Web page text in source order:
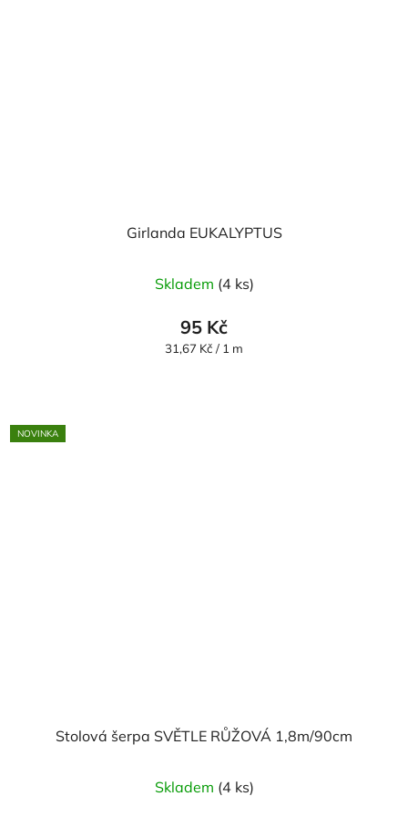
Girlanda EUKALYPTUS
Skladem (4 ks)
95 Kč
Měrná
31,67 Kč / 1 m
NOVINKA
Stolová šerpa SVĚTLE RŮŽOVÁ 1,8m/90cm
Skladem (4 ks)